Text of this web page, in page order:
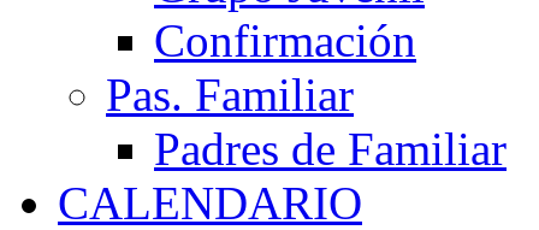
Confirmación
Pas. Familiar
Padres de Familiar
CALENDARIO